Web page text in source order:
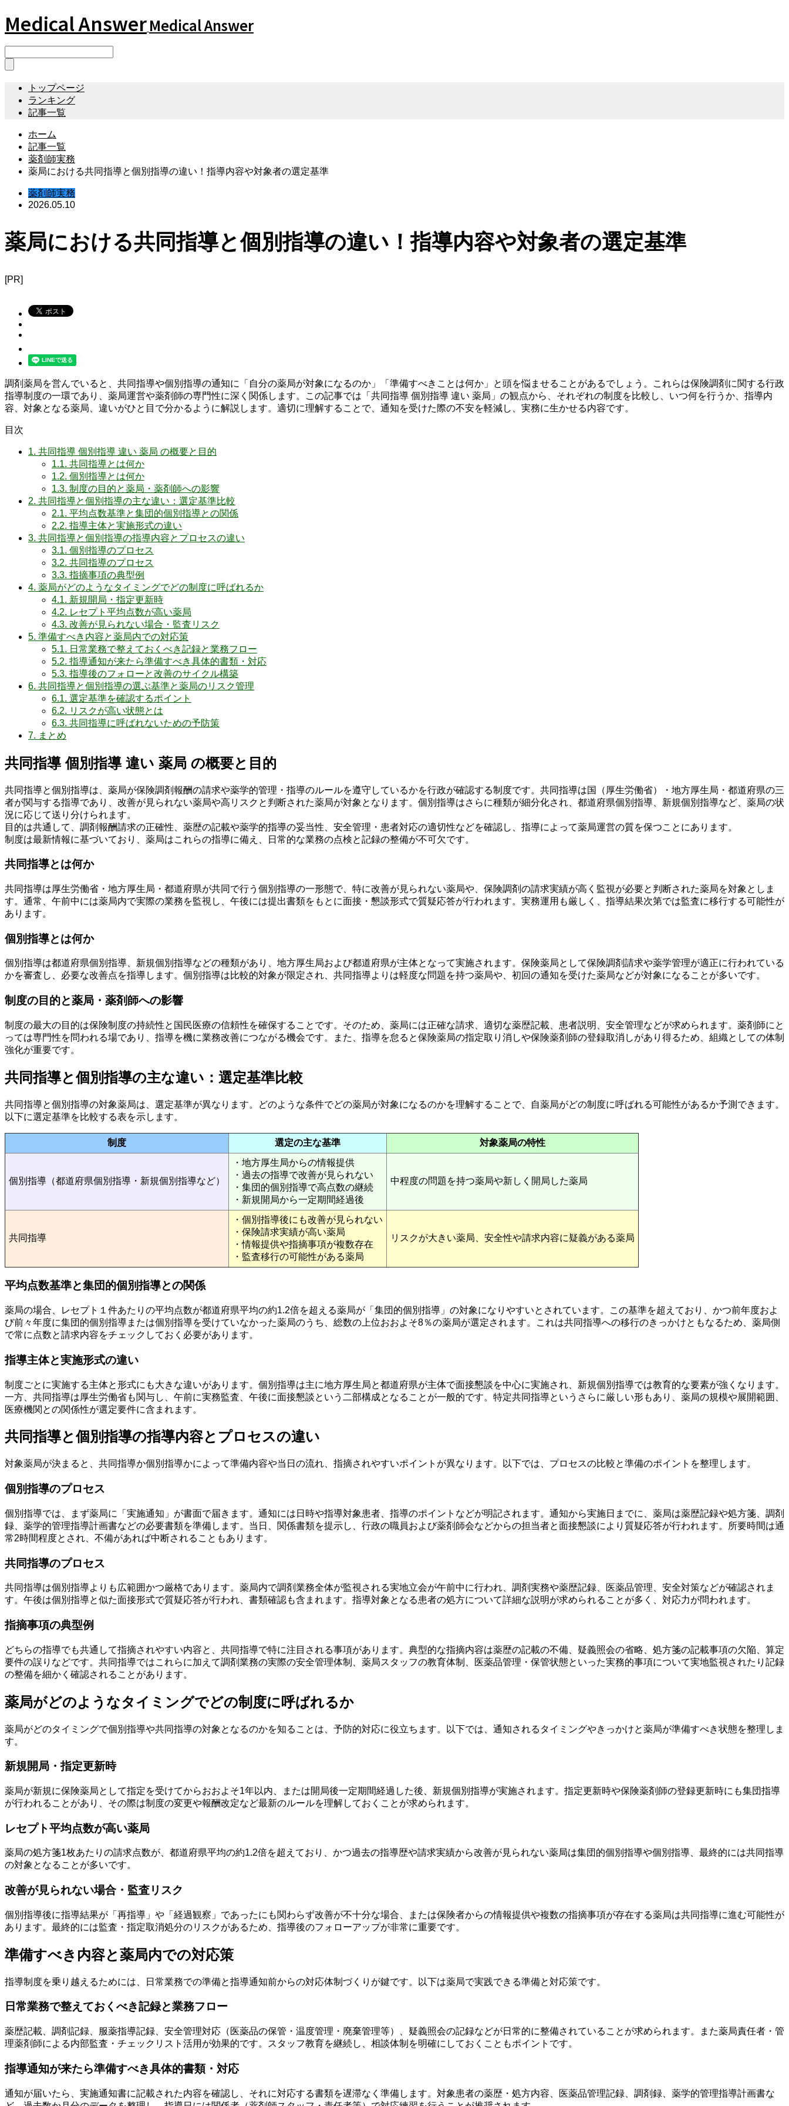
Medical AnswerMedical Answer
トップページ
ランキング
記事一覧
ホーム
記事一覧
薬剤師実務
薬局における共同指導と個別指導の違い！指導内容や対象者の選定基準
薬剤師実務
2026.05.10
薬局における共同指導と個別指導の違い！指導内容や対象者の選定基準
[PR]
調剤薬局を営んでいると、共同指導や個別指導の通知に「自分の薬局が対象になるのか」「準備すべきことは何か」と頭を悩ませることがあるでしょう。これらは保険調剤に関する行政
指導制度の一環であり、薬局運営や薬剤師の専門性に深く関係します。この記事では「共同指導 個別指導 違い 薬局」の観点から、それぞれの制度を比較し、いつ何を行うか、指導内
容、対象となる薬局、違いがひと目で分かるように解説します。適切に理解することで、通知を受けた際の不安を軽減し、実務に生かせる内容です。
目次
1. 共同指導 個別指導 違い 薬局 の概要と目的
1.1. 共同指導とは何か
1.2. 個別指導とは何か
1.3. 制度の目的と薬局・薬剤師への影響
2. 共同指導と個別指導の主な違い：選定基準比較
2.1. 平均点数基準と集団的個別指導との関係
2.2. 指導主体と実施形式の違い
3. 共同指導と個別指導の指導内容とプロセスの違い
3.1. 個別指導のプロセス
3.2. 共同指導のプロセス
3.3. 指摘事項の典型例
4. 薬局がどのようなタイミングでどの制度に呼ばれるか
4.1. 新規開局・指定更新時
4.2. レセプト平均点数が高い薬局
4.3. 改善が見られない場合・監査リスク
5. 準備すべき内容と薬局内での対応策
5.1. 日常業務で整えておくべき記録と業務フロー
5.2. 指導通知が来たら準備すべき具体的書類・対応
5.3. 指導後のフォローと改善のサイクル構築
6. 共同指導と個別指導の選ぶ基準と薬局のリスク管理
6.1. 選定基準を確認するポイント
6.2. リスクが高い状態とは
6.3. 共同指導に呼ばれないための予防策
7. まとめ
共同指導 個別指導 違い 薬局 の概要と目的
共同指導と個別指導は、薬局が保険調剤報酬の請求や薬学的管理・指導のルールを遵守しているかを行政が確認する制度です。共同指導は国（厚生労働省）・地方厚生局・都道府県の三
者が関与する指導であり、改善が見られない薬局や高リスクと判断された薬局が対象となります。個別指導はさらに種類が細分化され、都道府県個別指導、新規個別指導など、薬局の状
況に応じて送り分けられます。
目的は共通して、調剤報酬請求の正確性、薬歴の記載や薬学的指導の妥当性、安全管理・患者対応の適切性などを確認し、指導によって薬局運営の質を保つことにあります。
制度は最新情報に基づいており、薬局はこれらの指導に備え、日常的な業務の点検と記録の整備が不可欠です。
共同指導とは何か
共同指導は厚生労働省・地方厚生局・都道府県が共同で行う個別指導の一形態で、特に改善が見られない薬局や、保険調剤の請求実績が高く監視が必要と判断された薬局を対象としま
す。通常、午前中には薬局内で実際の業務を監視し、午後には提出書類をもとに面接・懇談形式で質疑応答が行われます。実務運用も厳しく、指導結果次第では監査に移行する可能性が
あります。
個別指導とは何か
個別指導は都道府県個別指導、新規個別指導などの種類があり、地方厚生局および都道府県が主体となって実施されます。保険薬局として保険調剤請求や薬学管理が適正に行われている
かを審査し、必要な改善点を指導します。個別指導は比較的対象が限定され、共同指導よりは軽度な問題を持つ薬局や、初回の通知を受けた薬局などが対象になることが多いです。
制度の目的と薬局・薬剤師への影響
制度の最大の目的は保険制度の持続性と国民医療の信頼性を確保することです。そのため、薬局には正確な請求、適切な薬歴記載、患者説明、安全管理などが求められます。薬剤師にと
っては専門性を問われる場であり、指導を機に業務改善につながる機会です。また、指導を怠ると保険薬局の指定取り消しや保険薬剤師の登録取消しがあり得るため、組織としての体制
強化が重要です。
共同指導と個別指導の主な違い：選定基準比較
共同指導と個別指導の対象薬局は、選定基準が異なります。どのような条件でどの薬局が対象になるのかを理解することで、自薬局がどの制度に呼ばれる可能性があるか予測できます。
以下に選定基準を比較する表を示します。
制度 選定の主な基準 対象薬局の特性
個別指導（都道府県個別指導・新規個別指導など）
・地方厚生局からの情報提供
・過去の指導で改善が見られない
・集団的個別指導で高点数の継続
・新規開局から一定期間経過後
中程度の問題を持つ薬局や新しく開局した薬局
共同指導
・個別指導後にも改善が見られない
・保険請求実績が高い薬局
・情報提供や指摘事項が複数存在
・監査移行の可能性がある薬局
リスクが大きい薬局、安全性や請求内容に疑義がある薬局
平均点数基準と集団的個別指導との関係
薬局の場合、レセプト１件あたりの平均点数が都道府県平均の約1.2倍を超える薬局が「集団的個別指導」の対象になりやすいとされています。この基準を超えており、かつ前年度およ
び前々年度に集団的個別指導または個別指導を受けていなかった薬局のうち、総数の上位おおよそ8％の薬局が選定されます。これは共同指導への移行のきっかけともなるため、薬局側
で常に点数と請求内容をチェックしておく必要があります。
指導主体と実施形式の違い
制度ごとに実施する主体と形式にも大きな違いがあります。個別指導は主に地方厚生局と都道府県が主体で面接懇談を中心に実施され、新規個別指導では教育的な要素が強くなります。
一方、共同指導は厚生労働省も関与し、午前に実務監査、午後に面接懇談という二部構成となることが一般的です。特定共同指導というさらに厳しい形もあり、薬局の規模や展開範囲、
医療機関との関係性が選定要件に含まれます。
共同指導と個別指導の指導内容とプロセスの違い
対象薬局が決まると、共同指導か個別指導かによって準備内容や当日の流れ、指摘されやすいポイントが異なります。以下では、プロセスの比較と準備のポイントを整理します。
個別指導のプロセス
個別指導では、まず薬局に「実施通知」が書面で届きます。通知には日時や指導対象患者、指導のポイントなどが明記されます。通知から実施日までに、薬局は薬歴記録や処方箋、調剤
録、薬学的管理指導計画書などの必要書類を準備します。当日、関係書類を提示し、行政の職員および薬剤師会などからの担当者と面接懇談により質疑応答が行われます。所要時間は通
常2時間程度とされ、不備があれば中断されることもあります。
共同指導のプロセス
共同指導は個別指導よりも広範囲かつ厳格であります。薬局内で調剤業務全体が監視される実地立会が午前中に行われ、調剤実務や薬歴記録、医薬品管理、安全対策などが確認されま
す。午後は個別指導と似た面接形式で質疑応答が行われ、書類確認も含まれます。指導対象となる患者の処方について詳細な説明が求められることが多く、対応力が問われます。
指摘事項の典型例
どちらの指導でも共通して指摘されやすい内容と、共同指導で特に注目される事項があります。典型的な指摘内容は薬歴の記載の不備、疑義照会の省略、処方箋の記載事項の欠陥、算定
要件の誤りなどです。共同指導ではこれらに加えて調剤業務の実際の安全管理体制、薬局スタッフの教育体制、医薬品管理・保管状態といった実務的事項について実地監視されたり記録
の整備を細かく確認されることがあります。
薬局がどのようなタイミングでどの制度に呼ばれるか
薬局がどのタイミングで個別指導や共同指導の対象となるのかを知ることは、予防的対応に役立ちます。以下では、通知されるタイミングやきっかけと薬局が準備すべき状態を整理しま
す。
新規開局・指定更新時
薬局が新規に保険薬局として指定を受けてからおおよそ1年以内、または開局後一定期間経過した後、新規個別指導が実施されます。指定更新時や保険薬剤師の登録更新時にも集団指導
が行われることがあり、その際は制度の変更や報酬改定など最新のルールを理解しておくことが求められます。
レセプト平均点数が高い薬局
薬局の処方箋1枚あたりの請求点数が、都道府県平均の約1.2倍を超えており、かつ過去の指導歴や請求実績から改善が見られない薬局は集団的個別指導や個別指導、最終的には共同指導
の対象となることが多いです。
改善が見られない場合・監査リスク
個別指導後に指導結果が「再指導」や「経過観察」であったにも関わらず改善が不十分な場合、または保険者からの情報提供や複数の指摘事項が存在する薬局は共同指導に進む可能性が
あります。最終的には監査・指定取消処分のリスクがあるため、指導後のフォローアップが非常に重要です。
準備すべき内容と薬局内での対応策
指導制度を乗り越えるためには、日常業務での準備と指導通知前からの対応体制づくりが鍵です。以下は薬局で実践できる準備と対応策です。
日常業務で整えておくべき記録と業務フロー
薬歴記載、調剤記録、服薬指導記録、安全管理対応（医薬品の保管・温度管理・廃棄管理等）、疑義照会の記録などが日常的に整備されていることが求められます。また薬局責任者・管
理薬剤師による内部監査・チェックリスト活用が効果的です。スタッフ教育を継続し、相談体制を明確にしておくこともポイントです。
指導通知が来たら準備すべき具体的書類・対応
通知が届いたら、実施通知書に記載された内容を確認し、それに対応する書類を遅滞なく準備します。対象患者の薬歴・処方内容、医薬品管理記録、調剤録、薬学的管理指導計画書な